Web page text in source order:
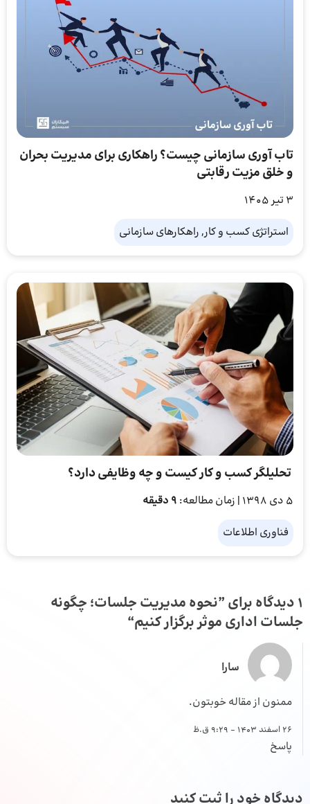
تاب آوری سازمانی چیست؟ راهکاری برای مدیریت بحران
و خلق مزیت رقابتی
3 تیر 1405
استراتژی کسب و کار, راهکارهای سازمانی
تحلیلگر کسب و کار کیست و چه وظایفی دارد؟
5 دی 1398 | زمان مطالعه: 9 دقیقه
فناوری اطلاعات
1 دیدگاه برای ”
نحوه مدیریت جلسات؛ چگونه
جلسات اداری موثر برگزار کنیم“
سارا
ممنون از مقاله خوبتون.
26 اسفند 1403 - 9:29 ق.ظ
پاسخ
دیدگاه خود را ثبت کنید